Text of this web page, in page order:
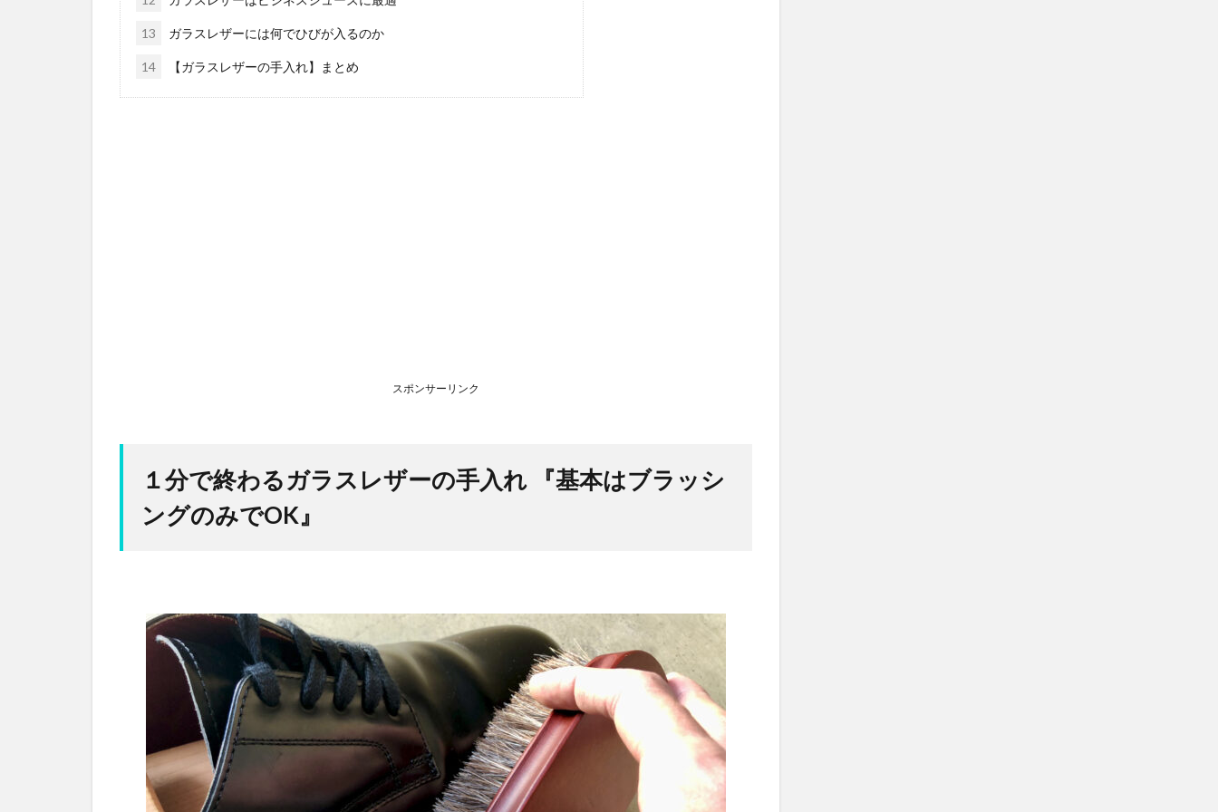
13 ガラスレザーには何でひびが入るのか
14 【ガラスレザーの手入れ】まとめ
スポンサーリンク
１分で終わるガラスレザーの手入れ 『基本はブラッシ
ングのみでOK』